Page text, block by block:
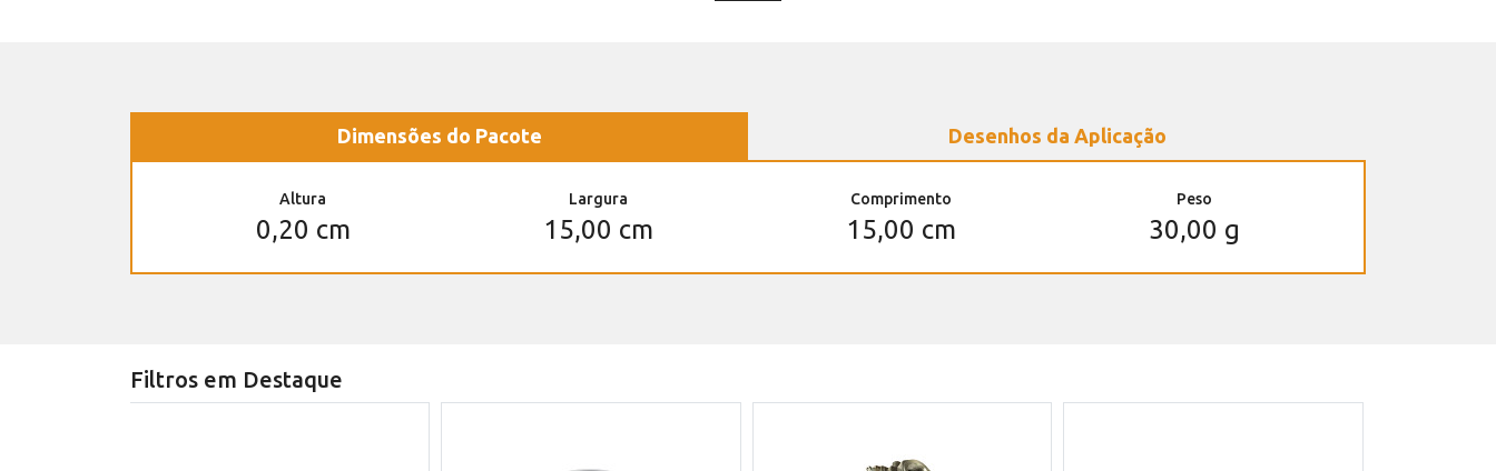
Dimensões do Pacote Desenhos da Aplicação
Altura
0,20 cm
Largura
15,00 cm
Comprimento
15,00 cm
Peso
30,00 g
Filtros em Destaque